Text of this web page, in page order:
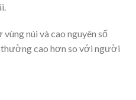
núi và cao nguyên số
cao hơn so với người